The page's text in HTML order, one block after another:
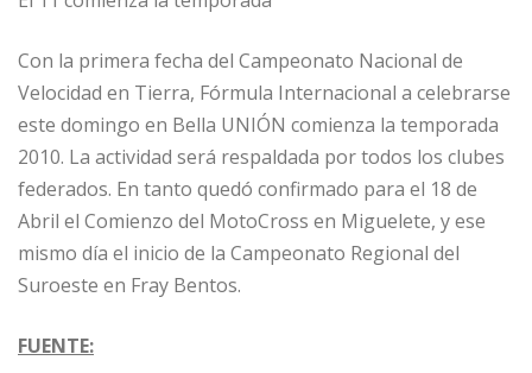
Con la primera fecha del Campeonato Nacional de
Velocidad en Tierra, Fórmula Internacional a celebrarse
este domingo en Bella UNIÓN comienza la temporada
2010. La actividad será respaldada por todos los clubes
federados. En tanto quedó confirmado para el 18 de
Abril el Comienzo del MotoCross en Miguelete, y ese
mismo día el inicio de la Campeonato Regional del
Suroeste en Fray Bentos.
FUENTE: